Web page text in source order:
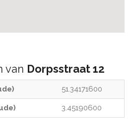
van Dorpsstraat 12
51.34171600
3.45190600